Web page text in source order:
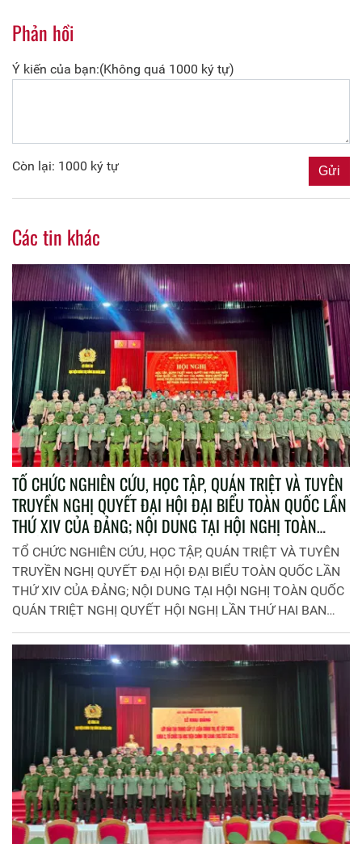
Phản hồi
Ý kiến của bạn:(Không quá 1000 ký tự)
Còn lại: 1000 ký tự
Các tin khác
TỔ CHỨC NGHIÊN CỨU, HỌC TẬP, QUÁN TRIỆT VÀ TUYÊN
TRUYỀN NGHỊ QUYẾT ĐẠI HỘI ĐẠI BIỂU TOÀN QUỐC LẦN
THỨ XIV CỦA ĐẢNG; NỘI DUNG TẠI HỘI NGHỊ TOÀN
QUỐC QUÁN TRIỆT NGHỊ QUYẾT HỘI NGHỊ LẦN THỨ HAI
BAN CHẤP HÀNH TRUNG ƯƠNG ĐẢNG KHÓA XIV TRONG
ĐẢNG BỘ BỘ PHẬN PHÒNG QUẢN LÝ HỌC VIÊN
TỔ CHỨC NGHIÊN CỨU, HỌC TẬP, QUÁN TRIỆT VÀ TUYÊN
TRUYỀN NGHỊ QUYẾT ĐẠI HỘI ĐẠI BIỂU TOÀN QUỐC LẦN
THỨ XIV CỦA ĐẢNG; NỘI DUNG TẠI HỘI NGHỊ TOÀN QUỐC
QUÁN TRIỆT NGHỊ QUYẾT HỘI NGHỊ LẦN THỨ HAI BAN
CHẤP HÀNH TRUNG ƯƠNG ĐẢNG KHÓA XIV TRONG ĐẢNG
BỘ BỘ PHẬN PHÒNG QUẢN LÝ HỌC VIÊN